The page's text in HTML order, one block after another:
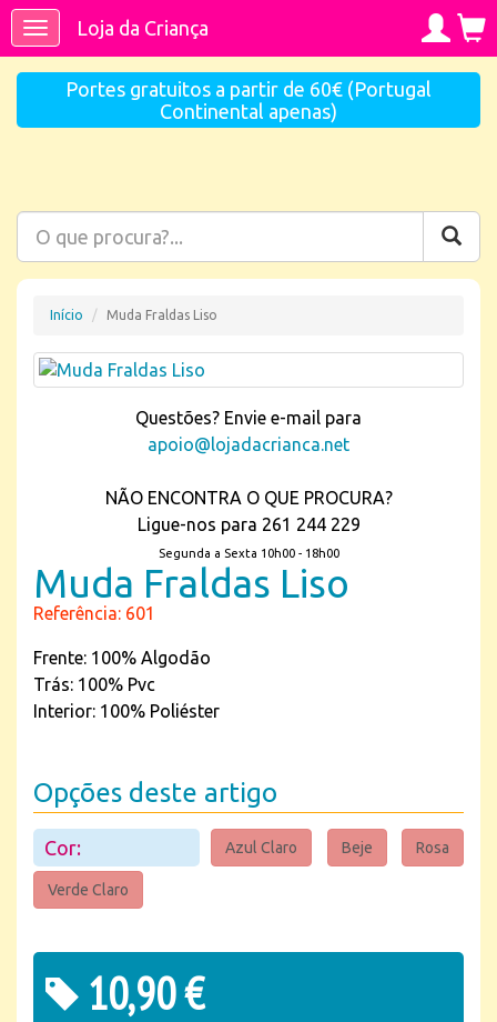
ToggleLoja da Criança
Portes gratuitos a partir de 60€ (Portugal
Continental apenas)
Início Muda Fraldas Liso
Questões? Envie e-mail para
apoio@lojadacrianca.net
NÃO ENCONTRA O QUE PROCURA?
Ligue-nos para 261 244 229
Segunda a Sexta 10h00 - 18h00
Muda Fraldas Liso
Referência: 601
Frente: 100% Algodão
Trás: 100% Pvc
Interior: 100% Poliéster
Opções deste artigo
Cor: Azul Claro Beje Rosa
Verde Claro
10,90 €